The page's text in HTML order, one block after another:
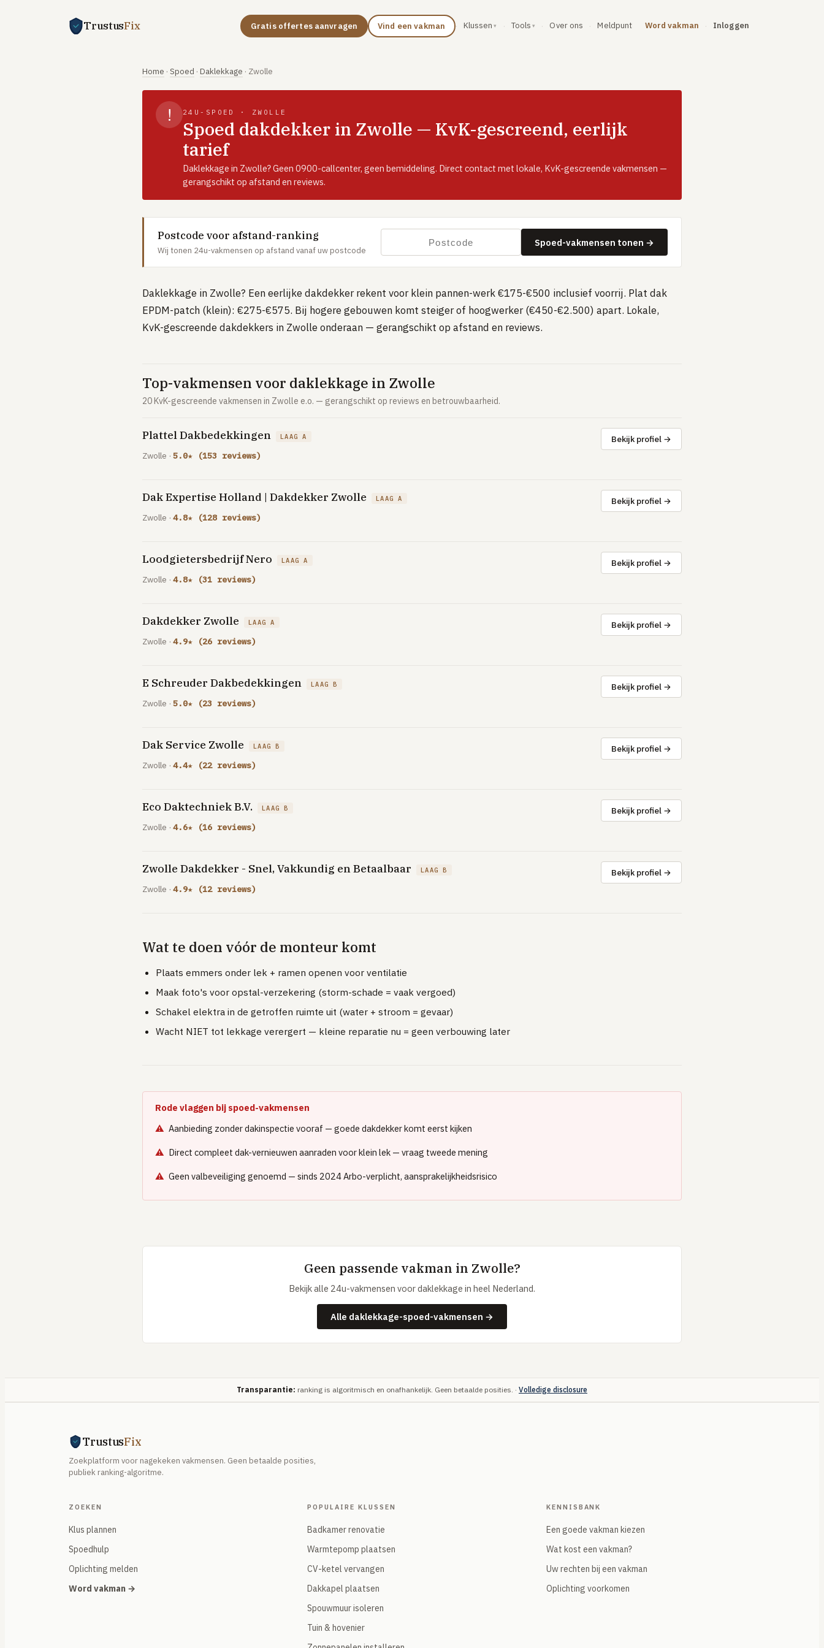
TrustusFix Gratis offertes aanvragen Vind een vakman · Klussen · Tools · Over ons · Meldpunt Word vakman · Inloggen
Home · Spoed · Daklekkage · Zwolle
! 24U-SPOED · ZWOLLE
Spoed dakdekker in Zwolle — KvK-gescreend, eerlijk
tarief
Daklekkage in Zwolle? Geen 0900-callcenter, geen bemiddeling. Direct contact met lokale, KvK-gescreende vakmensen —
gerangschikt op afstand en reviews.
Postcode voor afstand-ranking
Wij tonen 24u-vakmensen op afstand vanaf uw postcode
Spoed-vakmensen tonen →
Daklekkage in Zwolle? Een eerlijke dakdekker rekent voor klein pannen-werk €175-€500 inclusief voorrij. Plat dak
EPDM-patch (klein): €275-€575. Bij hogere gebouwen komt steiger of hoogwerker (€450-€2.500) apart. Lokale,
KvK-gescreende dakdekkers in Zwolle onderaan — gerangschikt op afstand en reviews.
Top-vakmensen voor daklekkage in Zwolle
20 KvK-gescreende vakmensen in Zwolle e.o. — gerangschikt op reviews en betrouwbaarheid.
Plattel Dakbedekkingen LAAG A
Zwolle · 5.0★ (153 reviews)
Bekijk profiel →
Dak Expertise Holland | Dakdekker Zwolle LAAG A
Zwolle · 4.8★ (128 reviews)
Bekijk profiel →
Loodgietersbedrijf Nero LAAG A
Zwolle · 4.8★ (31 reviews)
Bekijk profiel →
Dakdekker Zwolle LAAG A
Zwolle · 4.9★ (26 reviews)
Bekijk profiel →
E Schreuder Dakbedekkingen LAAG B
Zwolle · 5.0★ (23 reviews)
Bekijk profiel →
Dak Service Zwolle LAAG B
Zwolle · 4.4★ (22 reviews)
Bekijk profiel →
Eco Daktechniek B.V. LAAG B
Zwolle · 4.6★ (16 reviews)
Bekijk profiel →
Zwolle Dakdekker - Snel, Vakkundig en Betaalbaar LAAG B
Zwolle · 4.9★ (12 reviews)
Bekijk profiel →
Wat te doen vóór de monteur komt
Plaats emmers onder lek + ramen openen voor ventilatie
Maak foto's voor opstal-verzekering (storm-schade = vaak vergoed)
Schakel elektra in de getroffen ruimte uit (water + stroom = gevaar)
Wacht NIET tot lekkage verergert — kleine reparatie nu = geen verbouwing later
Rode vlaggen bij spoed-vakmensen
Aanbieding zonder dakinspectie vooraf — goede dakdekker komt eerst kijken
Direct compleet dak-vernieuwen aanraden voor klein lek — vraag tweede mening
Geen valbeveiliging genoemd — sinds 2024 Arbo-verplicht, aansprakelijkheidsrisico
Geen passende vakman in Zwolle?
Bekijk alle 24u-vakmensen voor daklekkage in heel Nederland.
Alle daklekkage-spoed-vakmensen →
Transparantie: ranking is algoritmisch en onafhankelijk. Geen betaalde posities. · Volledige disclosure
TrustusFix
Zoekplatform voor nagekeken vakmensen. Geen betaalde posities,
publiek ranking-algoritme.
ZOEKEN
Klus plannen
Spoedhulp
Oplichting melden
Word vakman →
POPULAIRE KLUSSEN
Badkamer renovatie
Warmtepomp plaatsen
CV-ketel vervangen
Dakkapel plaatsen
Spouwmuur isoleren
Tuin & hovenier
KENNISBANK
Een goede vakman kiezen
Wat kost een vakman?
Uw rechten bij een vakman
Oplichting voorkomen